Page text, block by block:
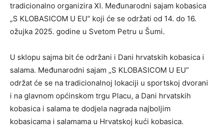
tradicionalno organizira XI. Međunarodni sajam kobasica
„S KLOBASICOM U EU“ koji će se održati od 14. do 16.
ožujka 2025. godine u Svetom Petru u Šumi.
U sklopu sajma bit će održani i Dani hrvatskih kobasica i
salama. Međunarodni sajam „S KLOBASICOM U EU“
održat će se na tradicionalnoj lokaciji u sportskoj dvorani
i na glavnom općinskom trgu Placu, a Dani hrvatskih
kobasica i salama te dodjela nagrada najboljim
kobasicama i salamama u Hrvatskoj kući kobasica.